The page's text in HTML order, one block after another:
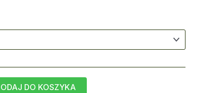
do
64,90 zł
DO KOSZYKA